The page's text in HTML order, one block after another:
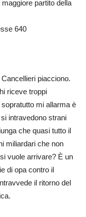
partito della
piacciono.
riceve troppi
mi allarma è
intravedono strani
che quasi tutto il
miliardari che non
vuole arrivare? È un
di opa contro il
il ritorno del